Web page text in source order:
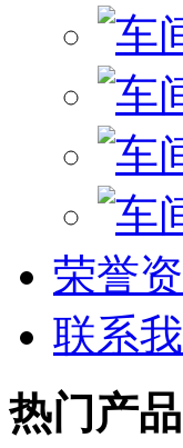
荣誉
联系
热门产品